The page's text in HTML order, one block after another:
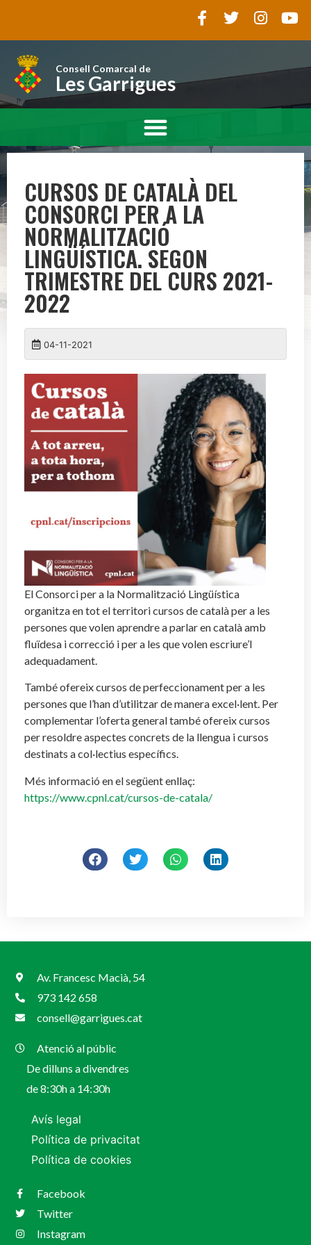
Consell Comarcal de
Les Garrigues
CURSOS DE CATALÀ DEL
CONSORCI PER A LA
NORMALITZACIÓ
LINGÜÍSTICA. SEGON
TRIMESTRE DEL CURS 2021-
2022
04-11-2021
El Consorci per a la Normalització Lingüística
organitza en tot el territori cursos de català per a les
persones que volen aprendre a parlar en català amb
fluïdesa i correcció i per a les que volen escriure’l
adequadament.
També ofereix cursos de perfeccionament per a les
persones que l’han d’utilitzar de manera excel·lent. Per
complementar l’oferta general també ofereix cursos
per resoldre aspectes concrets de la llengua i cursos
destinats a col·lectius específics.
Més informació en el següent enllaç:
https://www.cpnl.cat/cursos-de-catala/
Av. Francesc Macià, 54
973 142 658
consell@garrigues.cat
Atenció al públic
De dilluns a divendres
de 8:30h a 14:30h
Avís legal
Política de privacitat
Política de cookies
Facebook
Twitter
Instagram